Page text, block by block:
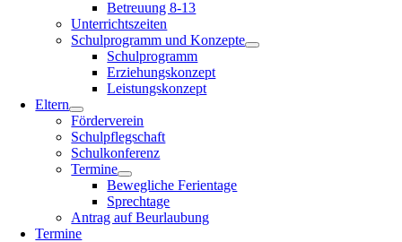
Betreuung 8-13
Unterrichtszeiten
Schulprogramm und Konzepte
Schulprogramm
Erziehungskonzept
Leistungskonzept
Eltern
Förderverein
Schulpflegschaft
Schulkonferenz
Termine
Bewegliche Ferientage
Sprechtage
Antrag auf Beurlaubung
Termine